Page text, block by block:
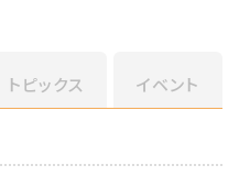
トピックス イベント